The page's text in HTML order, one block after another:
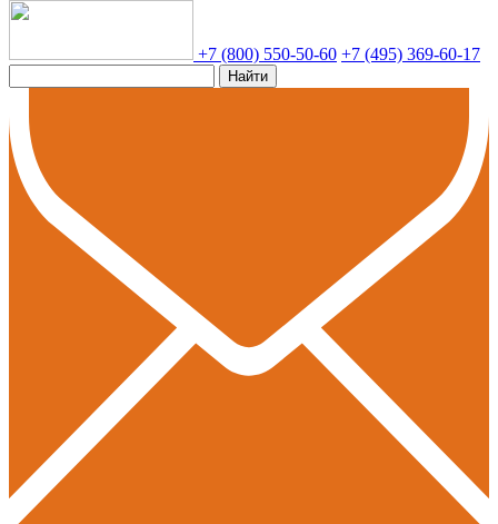
+7 (800) 550-50-60 +7 (495) 369-60-17
Найти